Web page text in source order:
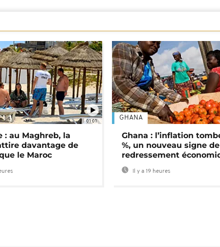
01:01
: au Maghreb, la
davantage de
le Maroc
GHANA
Ghana : l’inflation
%, un nouveau signe de
redressement
Il y a 19 heures